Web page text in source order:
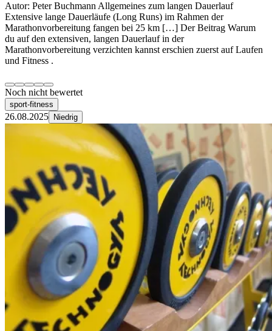
Autor: Peter Buchmann Allgemeines zum langen Dauerlauf
Extensive lange Dauerläufe (Long Runs) im Rahmen der
Marathonvorbereitung fangen bei 25 km […] Der Beitrag Warum
du auf den extensiven, langen Dauerlauf in der
Marathonvorbereitung verzichten kannst erschien zuerst auf Laufen
und Fitness .
Noch nicht bewertet
sport-fitness
26.08.2025 Niedrig